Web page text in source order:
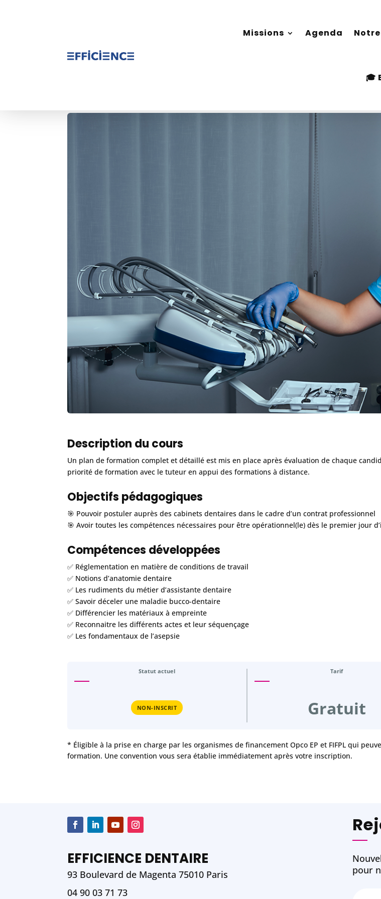
Missions Agenda
🎓
Intégration au poste d’assistante
Description du cours
Un plan de formation complet et détaillé est mis en place après évaluation de chaque
priorité de formation avec le tuteur en appui des formations à distance.
Objectifs pédagogiques
🎯 Pouvoir postuler auprès des cabinets dentaires dans le cadre d’un contrat professionnel
🎯 Avoir toutes les compétences nécessaires pour être opérationnel(le) dès le premier jour
Compétences développées
✅ Réglementation en matière de conditions de travail
✅ Notions d’anatomie dentaire
✅ Les rudiments du métier d’assistante dentaire
✅ Savoir déceler une maladie bucco-dentaire
✅ Différencier les matériaux à empreinte
✅ Reconnaitre les différents actes et leur séquençage
✅ Les fondamentaux de l’asepsie
Statut actuel
NON-INSCRIT
Tarif
Gratuit
* Éligible à la prise en charge par les organismes de financement Opco EP et FIFPL qui
formation. Une convention vous sera établie immédiatement après votre inscription.
EFFICIENCE DENTAIRE
93 Boulevard de Magenta 75010 Paris
04 90 03 71 73
pour